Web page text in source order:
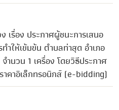
เรื่อง ประกาศผู้ชนะการเสนอ
ำให้เข้มข้น ตำบลท่าสุด อำเภอ
ำนวน 1 เครื่อง โดยวิธีประกาศ
คาอิเล็กทรอนิกส์ (e-bidding)